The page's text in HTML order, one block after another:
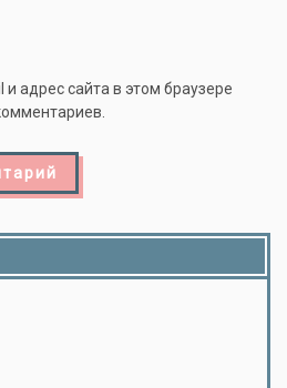
адрес сайта в этом браузере